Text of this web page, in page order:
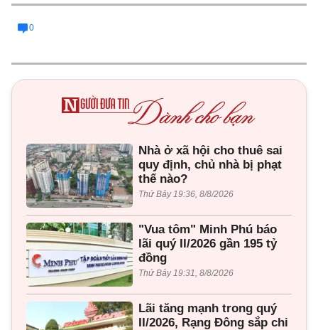
0
Nhà ở xã hội cho thuê sai
quy định, chủ nhà bị phạt
thế nào?
Thứ Bảy 19:36, 8/8/2026
"Vua tôm" Minh Phú báo
lãi quý II/2026 gần 195 tỷ
đồng
Thứ Bảy 19:31, 8/8/2026
Lãi tăng mạnh trong quý
II/2026, Rạng Đông sắp chi